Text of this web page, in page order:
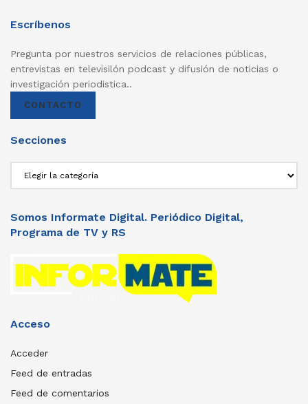
Escríbenos
Pregunta por nuestros servicios de relaciones públicas,
entrevistas en televisilón podcast y difusión de noticias o
investigación periodistica..
CONTACTO
Secciones
Somos Informate Digital. Periódico Digital,
Programa de TV y RS
Acceso
Acceder
Feed de entradas
Feed de comentarios